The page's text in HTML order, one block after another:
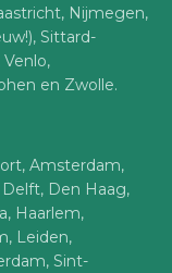
Nijmegen,
Sittard-
en Zwolle.
Amsterdam,
Den Haag,
Haarlem,
Leiden,
Sint-